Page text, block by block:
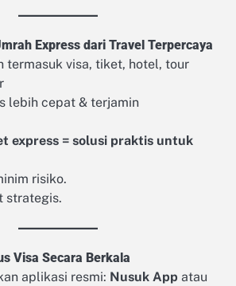
Express dari Travel Terpercaya
termasuk visa, tiket, hotel, tour
lebih cepat & terjamin
express = solusi praktis untuk
risiko.
strategis.
Visa Secara Berkala
aplikasi resmi: Nusuk App atau